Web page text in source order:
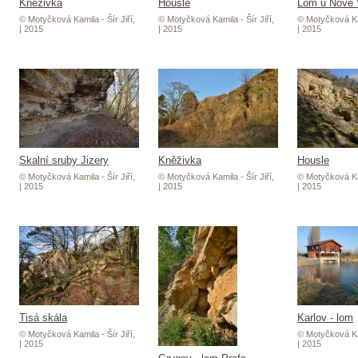
Kněživka
© Motyčková Kamila - Šír Jiří,
| 2015
Housle
© Motyčková Kamila - Šír Jiří,
| 2015
Lom u Nové
© Motyčková
| 2015
Skalní sruby Jizery
© Motyčková Kamila - Šír Jiří,
| 2015
Kněživka
© Motyčková Kamila - Šír Jiří,
| 2015
Housle
© Motyčková
| 2015
Tisá skála
© Motyčková Kamila - Šír Jiří,
| 2015
Karlov - lom
© Motyčková
| 2015